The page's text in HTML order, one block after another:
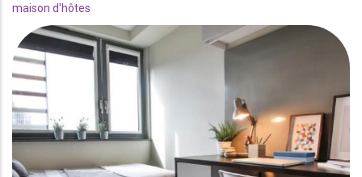
maison d'hôtes